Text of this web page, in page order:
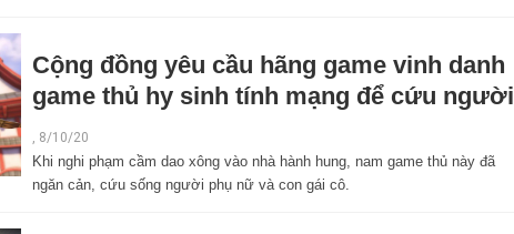
Cộng đồng yêu cầu hãng game vinh danh
game thủ hy sinh tính mạng để cứu người
, 8/10/20
Khi nghi phạm cầm dao xông vào nhà hành hung, nam game thủ này đã
ngăn cản, cứu sống người phụ nữ và con gái cô.